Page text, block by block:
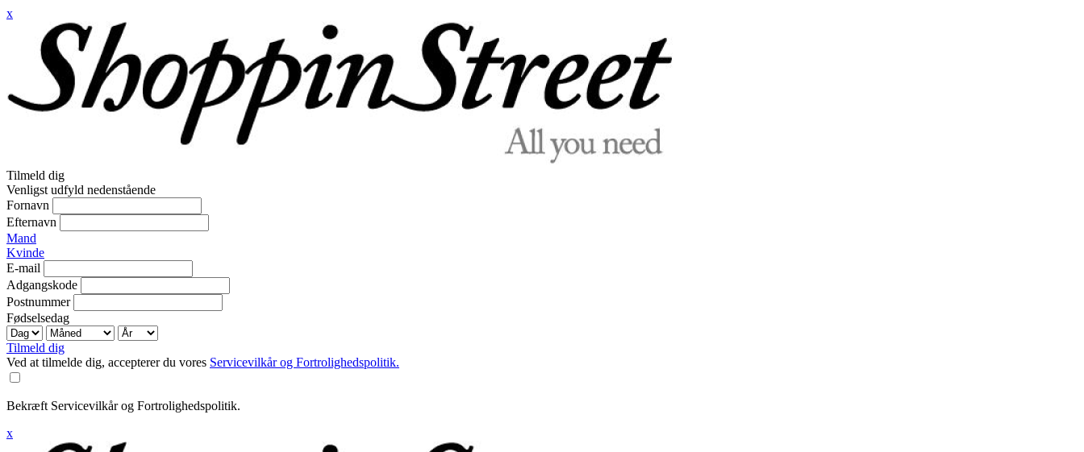
x
Tilmeld dig
Venligst udfyld nedenstående
Fornavn
Efternavn
Mand
Kvinde
E-mail
Adgangskode
Postnummer
Fødselsedag
Tilmeld dig
Ved at tilmelde dig, accepterer du vores Servicevilkår og Fortrolighedspolitik.
Bekræft Servicevilkår og Fortrolighedspolitik.
x